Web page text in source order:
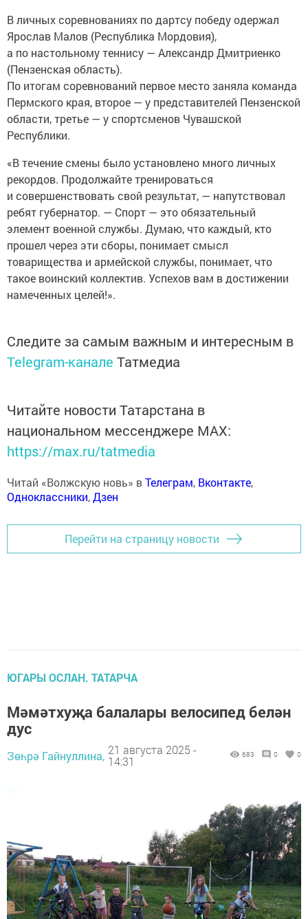
В личных соревнованиях по дартсу победу одержал
Ярослав Малов (Республика Мордовия),
а по настольному теннису — Александр Дмитриенко
(Пензенская область).
По итогам соревнований первое место заняла команда
Пермского края, второе — у представителей Пензенской
области, третье — у спортсменов Чувашской
Республики.
«В течение смены было установлено много личных
рекордов. Продолжайте тренироваться
и совершенствовать свой результат, — напутствовал
ребят губернатор. — Спорт — это обязательный
элемент военной службы. Думаю, что каждый, кто
прошел через эти сборы, понимает смысл
товарищества и армейской службы, понимает, что
такое воинский коллектив. Успехов вам в достижении
намеченных целей!».
Следите за самым важным и интересным в
Telegram-канале Татмедиа
Читайте новости Татарстана в
национальном мессенджере MАХ:
https://max.ru/tatmedia
Читай «Волжскую новь» вТелеграм, Вконтакте,
Одноклассники,Дзен
Перейти на страницу новости
ЮГАРЫ ОСЛАН. ТАТАРЧА
Мәмәтхуҗа балалары велосипед белән
дус
Зөһрә Гайнуллина, 21 августа 2025 -
14:31
683 0 0